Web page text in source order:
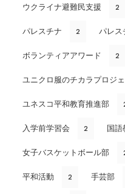
ウクライナ避難民支援 2
パレスチナ 2 パレス
ボランティアアワード 2
ユニクロ服のチカラプロジ
ユネスコ平和教育推進部
入学前学習会 2 国語
女子バスケットボール部
平和活動 2 手芸部